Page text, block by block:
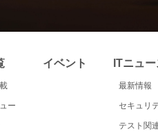
ー
イベント ITニュー
最新情報
セキュリ
テスト関